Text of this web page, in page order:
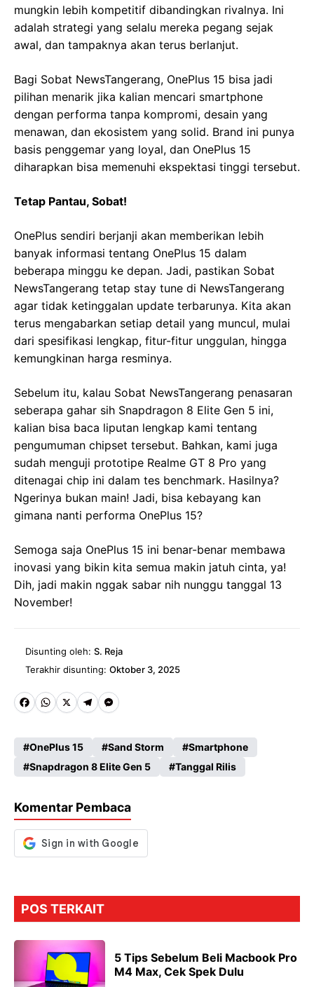
mungkin lebih kompetitif dibandingkan rivalnya. Ini
adalah strategi yang selalu mereka pegang sejak
awal, dan tampaknya akan terus berlanjut.
Bagi Sobat NewsTangerang, OnePlus 15 bisa jadi
pilihan menarik jika kalian mencari smartphone
dengan performa tanpa kompromi, desain yang
menawan, dan ekosistem yang solid. Brand ini punya
basis penggemar yang loyal, dan OnePlus 15
diharapkan bisa memenuhi ekspektasi tinggi tersebut.
Tetap Pantau, Sobat!
OnePlus sendiri berjanji akan memberikan lebih
banyak informasi tentang OnePlus 15 dalam
beberapa minggu ke depan. Jadi, pastikan Sobat
NewsTangerang tetap stay tune di NewsTangerang
agar tidak ketinggalan update terbarunya. Kita akan
terus mengabarkan setiap detail yang muncul, mulai
dari spesifikasi lengkap, fitur-fitur unggulan, hingga
kemungkinan harga resminya.
Sebelum itu, kalau Sobat NewsTangerang penasaran
seberapa gahar sih Snapdragon 8 Elite Gen 5 ini,
kalian bisa baca liputan lengkap kami tentang
pengumuman chipset tersebut. Bahkan, kami juga
sudah menguji prototipe Realme GT 8 Pro yang
ditenagai chip ini dalam tes benchmark. Hasilnya?
Ngerinya bukan main! Jadi, bisa kebayang kan
gimana nanti performa OnePlus 15?
Semoga saja OnePlus 15 ini benar-benar membawa
inovasi yang bikin kita semua makin jatuh cinta, ya!
Dih, jadi makin nggak sabar nih nunggu tanggal 13
November!
Disunting oleh: S. Reja
Terakhir disunting: Oktober 3, 2025
Fa
b
o
k
W
ts
A
p
X
Te
gr
a
M
se
n
er
OnePlus 15 Sand Storm
Smartphone
Snapdragon 8 Elite Gen 5
Tanggal Rilis
Komentar Pembaca
POS TERKAIT
5 Tips Sebelum Beli Macbook Pro
M4 Max, Cek Spek Dulu